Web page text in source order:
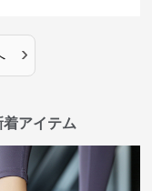
›
着アイテム